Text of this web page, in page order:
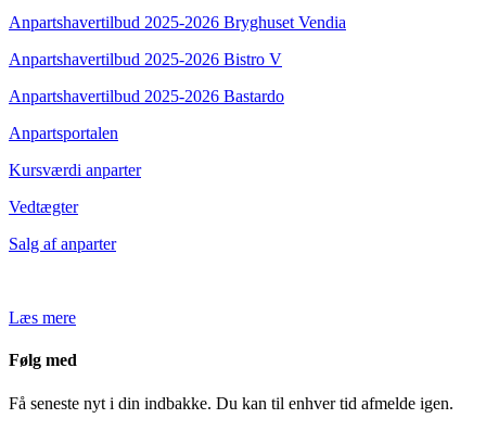
Anpartshavertilbud 2025-2026 Bryghuset Vendia
Anpartshavertilbud 2025-2026 Bistro V
Anpartshavertilbud 2025-2026 Bastardo
Anpartsportalen
Kursværdi anparter
Vedtægter
Salg af anparter
Læs mere
Følg med
Få seneste nyt i din indbakke. Du kan til enhver tid afmelde igen.